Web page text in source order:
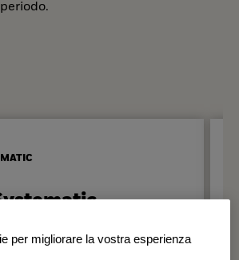
basate sui dati
per migliorare la vostra esperienza